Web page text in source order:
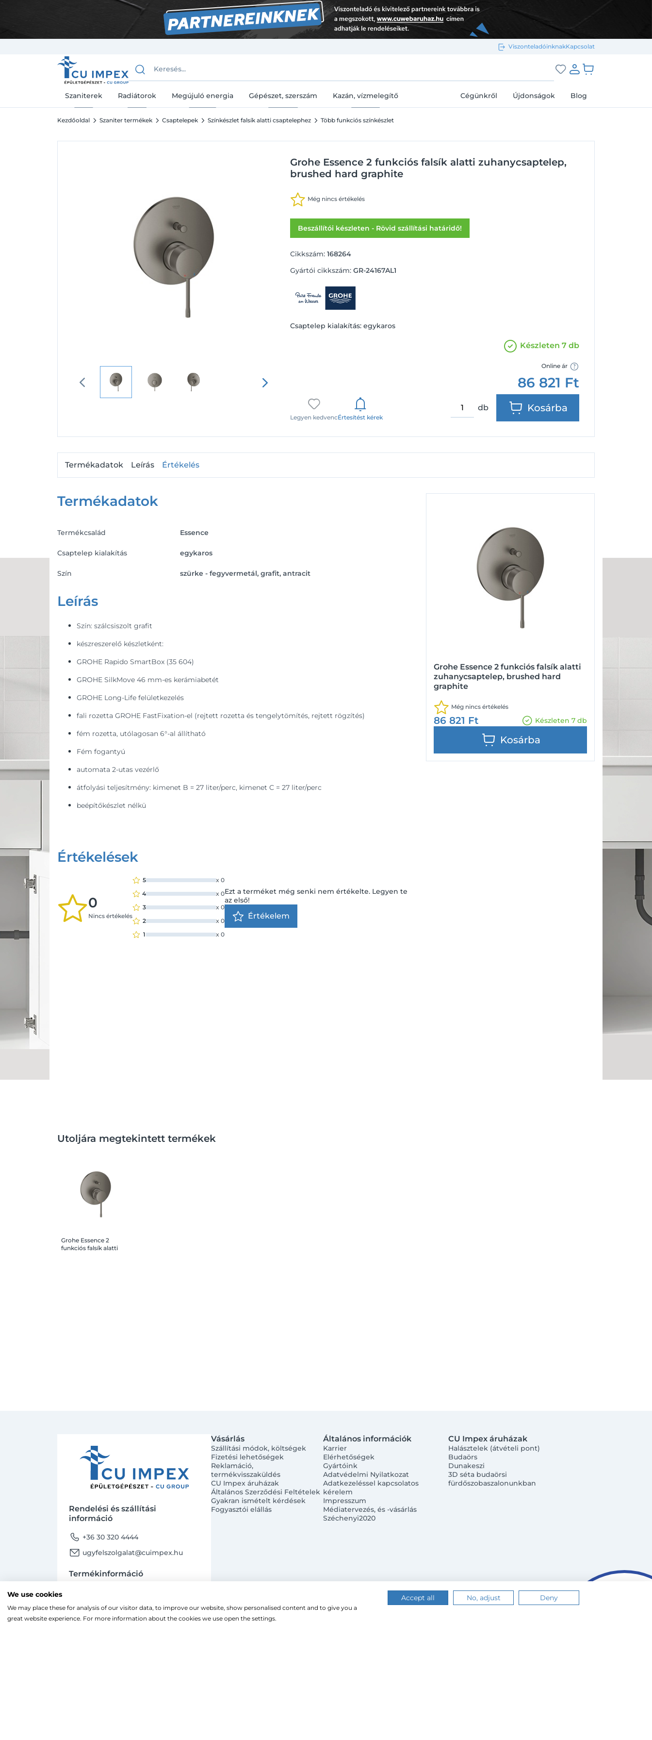
ViszonteladóinknakKapcsolat
Bejelentkezés e-mail-címmel
Facebook
Szaniterek Radiátorok Megújuló energia Gépészet, szerszám Kazán, vízmelegítő Cégünkről Újdonságok Blog
Kezdőoldal Szaniter termékek Csaptelepek Színkészlet falsík alatti csaptelephez Több funkciós színkészlet
Grohe Essence 2 funkciós falsík alatti zuhanycsaptelep,
brushed hard graphite
Még nincs értékelés
Beszállítói készleten - Rövid szállítási határidő!
Cikkszám: 168264
Gyártói cikkszám: GR-24167AL1
Csaptelep kialakítás: egykaros
Legyen kedvencÉrtesítést kérek
Készleten 7 db
Online ár
86 821 Ft
db Kosárba
Grohe Essence 2 funkciós falsík alatti
zuhanycsaptelep, brushed hard
graphite
Még nincs értékelés
86 821 Ft Készleten 7 db
Kosárba
Termékadatok Leírás Értékelés
Termékadatok
Termékcsalád Essence
Csaptelep kialakítás egykaros
Szín szürke - fegyvermetál, grafit, antracit
Leírás
Szín: szálcsiszolt grafit
készreszerelő készletként:
GROHE Rapido SmartBox (35 604)
GROHE SilkMove 46 mm-es kerámiabetét
GROHE Long-Life felületkezelés
fali rozetta GROHE FastFixation-el (rejtett rozetta és tengelytömítés, rejtett rögzítés)
fém rozetta, utólagosan 6°-al állítható
Fém fogantyú
automata 2-utas vezérlő
átfolyási teljesítmény: kimenet B = 27 liter/perc, kimenet C = 27 liter/perc
beépítőkészlet nélkü
Értékelések
0
Nincs értékelés
5 x 0
4
x 0
3
x 0
2
x 0
1
x 0
Ezt a terméket még senki nem értékelte. Legyen te
az első!
Értékelem
Utoljára megtekintett termékek
Grohe Essence 2
funkciós falsík alatti
Rendelési és szállítási
információ
phone +36 30 320 4444
email ugyfelszolgalat@cuimpex.hu
Termékinformáció
email ugyfelszolgalat@cuimpex.hu
Vásárlás
Szállítási módok, költségek
Fizetési lehetőségek
Reklamáció,
termékvisszaküldés
CU Impex áruházak
Általános Szerződési Feltételek
Gyakran ismételt kérdések
Fogyasztói elállás
Általános információk
Karrier
Elérhetőségek
Gyártóink
Adatvédelmi Nyilatkozat
Adatkezeléssel kapcsolatos
kérelem
Impresszum
Médiatervezés, és -vásárlás
Széchenyi2020
CU Impex áruházak
Halásztelek (átvételi pont)
Budaörs
Dunakeszi
3D séta budaörsi
fürdőszobaszalonunkban
Ahogy a legtöbb weboldal, a miénk is sütiket (cookie-kat) használ a nagyobb felhasználói élmény érdekében.
A böngészés folytatásával hozzájárulsz a sütik használatához.
We use cookies
We may place these for analysis of our visitor data, to improve our website, show personalised content and to give you a
great website experience. For more information about the cookies we use open the settings.
Accept all No, adjust Deny